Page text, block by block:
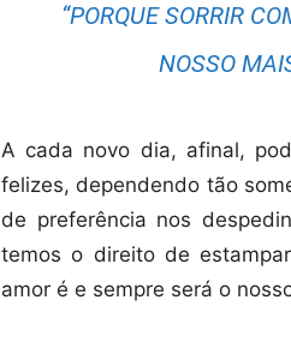
“PORQUE SORRIR
NOSSO
A cada novo dia, afinal,
felizes, dependendo tão
de preferência nos
temos o direito de
amor é e sempre será o